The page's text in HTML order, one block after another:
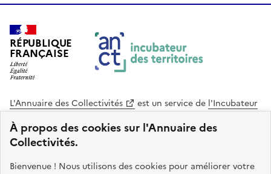
À propos des cookies sur l'Annuaire des
Collectivités.
Bienvenue ! Nous utilisons des cookies pour améliorer votre
RÉPUBLIQUE
FRANÇAISE
L'Annuaire des Collectivités est un service de l'Incubateur
des Territoires
Cohésion des Territoires
. Le code source de ce site web
est disponible en licence libre. Le design de ce site est conçu
avec le système de design de l’État.